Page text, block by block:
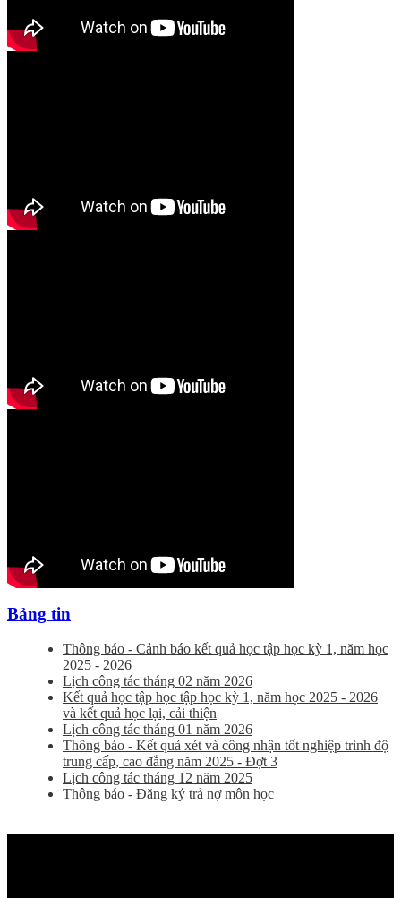
Bảng tin
Thông báo - Cảnh báo kết quả học tập học kỳ 1, năm học
2025 - 2026
Lịch công tác tháng 02 năm 2026
Kết quả học tập học tập học kỳ 1, năm học 2025 - 2026
và kết quả học lại, cải thiện
Lịch công tác tháng 01 năm 2026
Thông báo - Kết quả xét và công nhận tốt nghiệp trình độ
trung cấp, cao đẳng năm 2025 - Đợt 3
Lịch công tác tháng 12 năm 2025
Thông báo - Đăng ký trả nợ môn học